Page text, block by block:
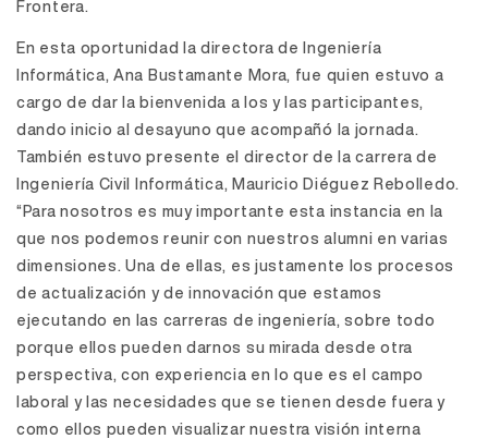
Frontera.
En esta oportunidad la directora de Ingeniería
Informática, Ana Bustamante Mora, fue quien estuvo a
cargo de dar la bienvenida a los y las participantes,
dando inicio al desayuno que acompañó la jornada.
También estuvo presente el director de la carrera de
Ingeniería Civil Informática, Mauricio Diéguez Rebolledo.
“Para nosotros es muy importante esta instancia en la
que nos podemos reunir con nuestros alumni en varias
dimensiones. Una de ellas, es justamente los procesos
de actualización y de innovación que estamos
ejecutando en las carreras de ingeniería, sobre todo
porque ellos pueden darnos su mirada desde otra
perspectiva, con experiencia en lo que es el campo
laboral y las necesidades que se tienen desde fuera y
como ellos pueden visualizar nuestra visión interna